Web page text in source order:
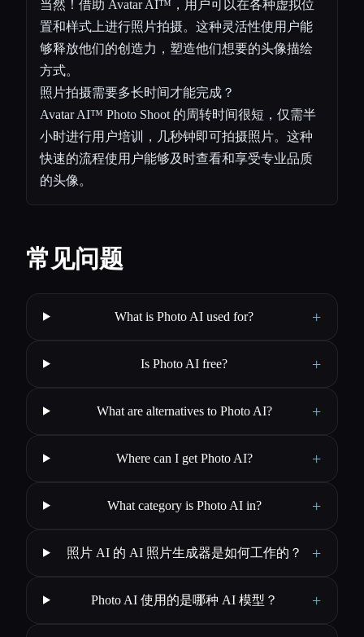
当然！借助 Avatar AI™，用户可以在各种虚拟位
置和样式上进行照片拍摄。这种灵活性使用户能
够释放他们的创造力，塑造他们想要的头像描绘
方式。
照片拍摄需要多长时间才能完成？
Avatar AI™ Photo Shoot 的周转时间很短，仅需半
小时进行用户培训，几秒钟即可拍摄照片。这种
快速的流程使用户能够及时查看和享受专业品质
的头像。
常见问题
What is Photo AI used for? +
Is Photo AI free? +
What are alternatives to Photo AI? +
Where can I get Photo AI? +
What category is Photo AI in? +
照片 AI 的 AI 照片生成器是如何工作的？ +
Photo AI 使用的是哪种 AI 模型？ +